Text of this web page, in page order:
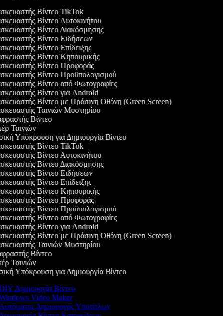
Βίντεο TikTok
Βίντεο Αυτοκινήτου
Βίντεο Διακόσμησης
Βίντεο Ειδήσεων
Βίντεο Επίδειξης
Βίντεο Κηπουρικής
Βίντεο Προφοράς
Βίντεο Προϋπολογισμού
Βίντεο από Φωτογραφίες
Βίντεο για Android
Βίντεο με Πράσινη Οθόνη (Green Screen)
Ταινιών Μυστηρίου
Βίντεο
Ταινιών
Υπόκρουση για Δημιουργία Βίντεο
Βίντεο TikTok
Βίντεο Αυτοκινήτου
Βίντεο Διακόσμησης
Βίντεο Ειδήσεων
Βίντεο Επίδειξης
Βίντεο Κηπουρικής
Βίντεο Προφοράς
Βίντεο Προϋπολογισμού
Βίντεο από Φωτογραφίες
Βίντεο για Android
Βίντεο με Πράσινη Οθόνη (Green Screen)
Ταινιών Μυστηρίου
Βίντεο
Ταινιών
Υπόκρουση για Δημιουργία Βίντεο
Δημιουργία Βίντεο
Video Maker
Δημιουργός Υποτίτλων